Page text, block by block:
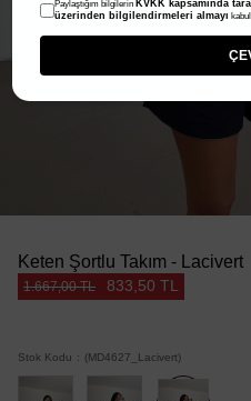
Keten Şortlu Takım - Lacivert
1.667,00 TL 833,50 TL
Stok Kodu (MD4627_Lacivert)
Paylaştığım bilgilerin KVKK kapsamında
üzerinden bilgilendirmeleri almayı